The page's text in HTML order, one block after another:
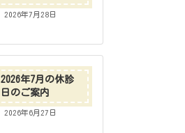
2026年7月28日
2026年7月の休診
日のご案内
2026年6月27日